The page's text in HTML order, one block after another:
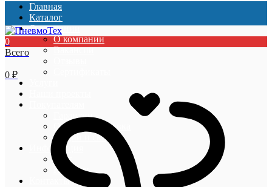
Главная
Каталог
О компании
О компании
Вакансии
Гарантии
Оплата и доставка
Акции и скидки
Информация
Блог
Новости
Контакты
0
Всего
0 ₽